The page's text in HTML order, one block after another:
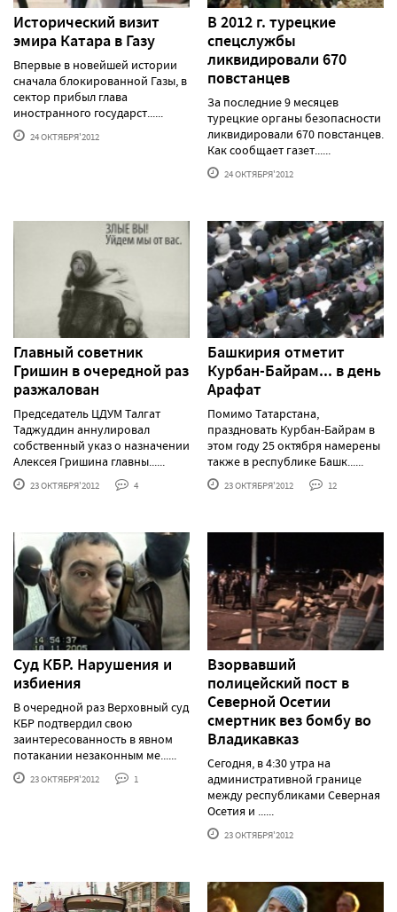
Исторический визит
эмира Катара в Газу
Впервые в новейшей истории
сначала блокированной Газы, в
сектор прибыл глава
иностранного государст......
24 ОКТЯБРЯ'2012
В 2012 г. турецкие
спецслужбы
ликвидировали 670
повстанцев
За последние 9 месяцев
турецкие органы безопасности
ликвидировали 670 повстанцев.
Как сообщает газет......
24 ОКТЯБРЯ'2012
Главный советник
Гришин в очередной раз
разжалован
Председатель ЦДУМ Талгат
Таджуддин аннулировал
собственный указ о назначении
Алексея Гришина главны......
23 ОКТЯБРЯ'2012 4
Башкирия отметит
Курбан-Байрам... в день
Арафат
Помимо Татарстана,
праздновать Курбан-Байрам в
этом году 25 октября намерены
также в республике Башк......
23 ОКТЯБРЯ'2012 12
Суд КБР. Нарушения и
избиения
В очередной раз Верховный суд
КБР подтвердил свою
заинтересованность в явном
потакании незаконным ме......
23 ОКТЯБРЯ'2012 1
Взорвавший
полицейский пост в
Северной Осетии
смертник вез бомбу во
Владикавказ
Сегодня, в 4:30 утра на
административной границе
между республиками Северная
Осетия и ......
23 ОКТЯБРЯ'2012